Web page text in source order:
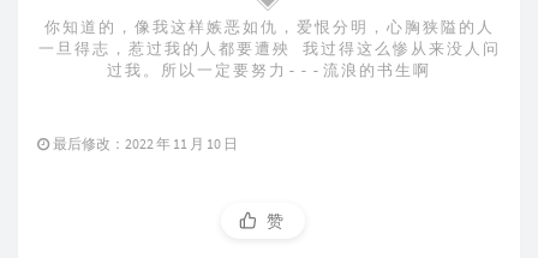
你知道的，像我这样嫉恶如仇，爱恨分明，心胸狭隘的人
一旦得志，惹过我的人都要遭殃 我过得这么惨从来没人问
过我。所以一定要努力---流浪的书生啊
最后修改：2022 年 11 月 10 日
赞